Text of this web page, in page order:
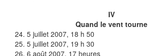
IV
Quand le vent tourne
24. 5 juillet 2007, 18 h 50
25. 5 juillet 2007, 19 h 30
26. 6 août 2007, 17 heures